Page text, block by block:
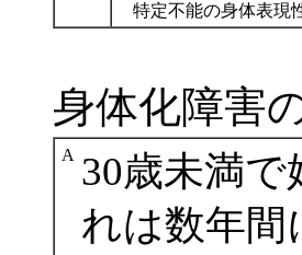
特定不能の身体表現
身体化障害
A 30歳未満
れは数年間